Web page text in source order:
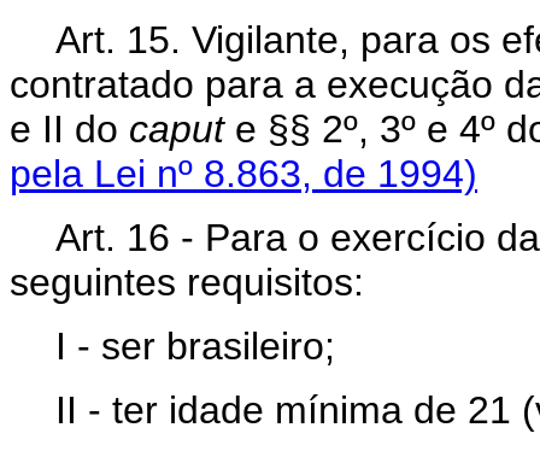
Art. 15. Vigilante, para os
contratado para a execução
e II do capute §§ 2º, 3º e
pela Lei nº 8.863, de 1994)
Art. 16 - Para o exercício
seguintes requisitos:
I - ser brasileiro;
II - ter idade mínima de 21